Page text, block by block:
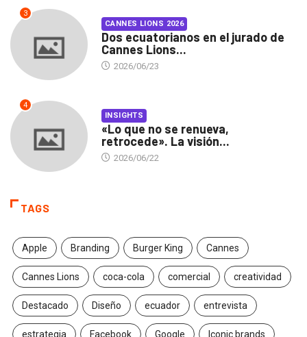
3
CANNES LIONS 2026
Dos ecuatorianos en el jurado de
Cannes Lions...
2026/06/23
4
INSIGHTS
«Lo que no se renueva,
retrocede». La visión...
2026/06/22
TAGS
Apple Branding Burger King Cannes
Cannes Lions coca-cola comercial creatividad
Destacado Diseño ecuador entrevista
estrategia Facebook Google Iconic brands